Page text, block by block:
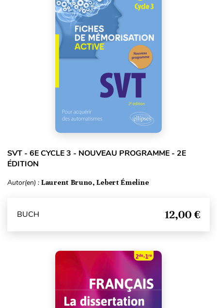
SVT - 6E CYCLE 3 - NOUVEAU PROGRAMME - 2E
ÉDITION
Autor(en) : Laurent Bruno, Lebert Émeline
BUCH 12,00 €